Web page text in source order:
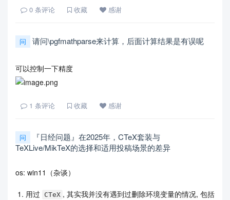
0 条评论 收藏 感谢
问 请问\pgfmathparse来计算，后面计算结果是有误呢
可以控制一下精度
1 条评论 收藏 感谢
问
『日经问题』在2025年，CTeX套装与
TeXLive/MikTeX的选择和适用投稿场景的差异
os: win11（杂谈）
用过 CTeX , 其实我并没有遇到过删除环境变量的情况, 包括